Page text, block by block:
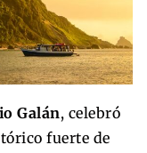
Galán, celebró
fuerte de